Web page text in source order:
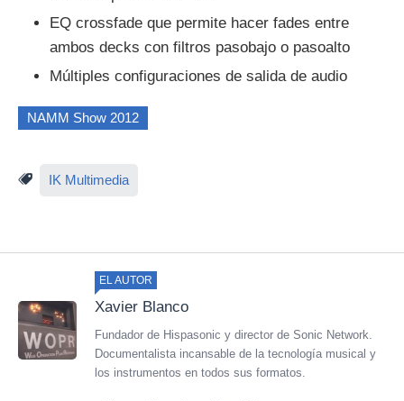
EQ crossfade que permite hacer fades entre
ambos decks con filtros pasobajo o pasoalto
Múltiples configuraciones de salida de audio
NAMM Show 2012
IK Multimedia
EL AUTOR
Xavier Blanco
Fundador de Hispasonic y director de Sonic Network.
Documentalista incansable de la tecnología musical y
los instrumentos en todos sus formatos.